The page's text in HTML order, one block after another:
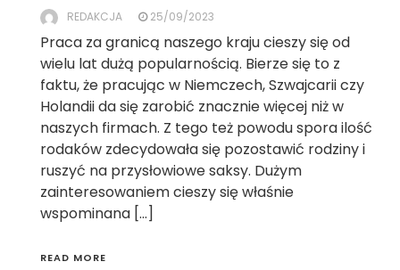
REDAKCJA 25/09/2023
Praca za granicą naszego kraju cieszy się od
wielu lat dużą popularnością. Bierze się to z
faktu, że pracując w Niemczech, Szwajcarii czy
Holandii da się zarobić znacznie więcej niż w
naszych firmach. Z tego też powodu spora ilość
rodaków zdecydowała się pozostawić rodziny i
ruszyć na przysłowiowe saksy. Dużym
zainteresowaniem cieszy się właśnie
wspominana […]
READ MORE